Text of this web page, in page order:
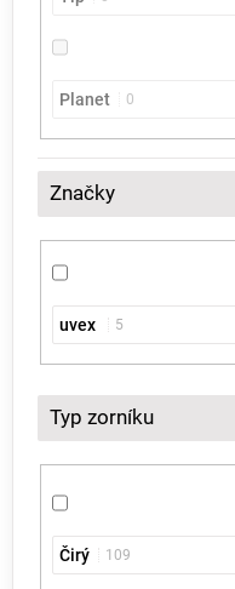
Planet 0
Značky
uvex 5
Typ zorníku
Čirý 109